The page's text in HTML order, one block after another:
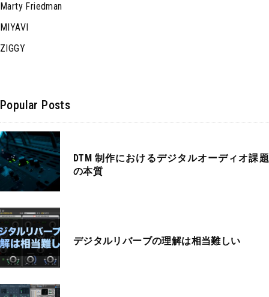
Marty Friedman
MIYAVI
ZIGGY
Popular Posts
DTM 制作におけるデジタルオーディオ課題
の本質
デジタルリバーブの理解は相当難しい